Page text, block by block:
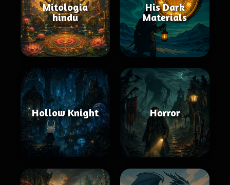
Mitologia
hindu
His Dark
Materials
Hollow Knight Horror